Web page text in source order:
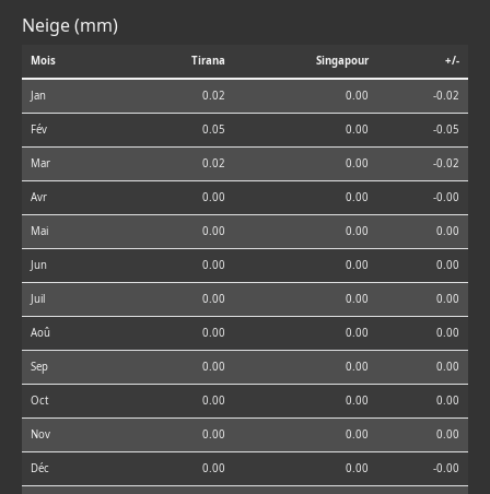
Neige (mm)
Mois Tirana Singapour +/-
Jan 0.02 0.00 -0.02
Fév 0.05 0.00 -0.05
Mar 0.02 0.00 -0.02
Avr 0.00 0.00 -0.00
Mai 0.00 0.00 0.00
Jun 0.00 0.00 0.00
Juil 0.00 0.00 0.00
Aoû 0.00 0.00 0.00
Sep 0.00 0.00 0.00
Oct 0.00 0.00 0.00
Nov 0.00 0.00 0.00
Déc 0.00 0.00 -0.00